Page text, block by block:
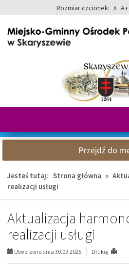
do
treści
do
Rozmiar czcionek: A A+
Przejdź do
Jesteś tutaj: Strona główna »
realizacji usługi
Aktualizacja
realizacji usługi
Utworzono dnia 30.09.2025 Drukuj